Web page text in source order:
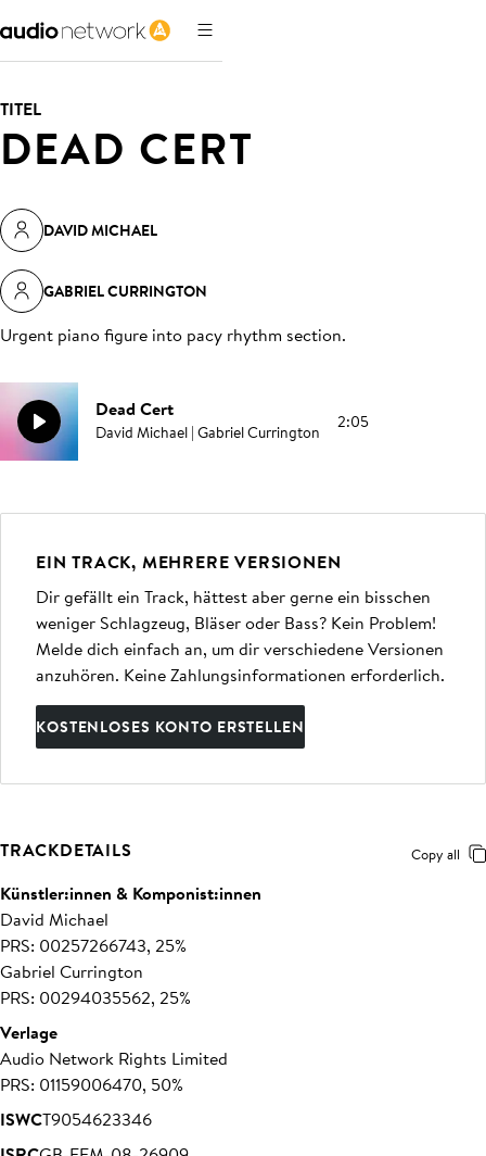
TITEL
DEAD CERT
DAVID MICHAEL
GABRIEL CURRINGTON
Urgent piano figure into pacy rhythm section.
Dead Cert
David Michael | Gabriel Currington 2:05
EIN TRACK, MEHRERE VERSIONEN
Dir gefällt ein Track, hättest aber gerne ein bisschen
weniger Schlagzeug, Bläser oder Bass? Kein Problem!
Melde dich einfach an, um dir verschiedene Versionen
anzuhören. Keine Zahlungsinformationen erforderlich.
KOSTENLOSES KONTO ERSTELLEN
TRACKDETAILS Copy all
Künstler:innen & Komponist:innen
David Michael
PRS: 00257266743, 25%
Gabriel Currington
PRS: 00294035562, 25%
Verlage
Audio Network Rights Limited
PRS: 01159006470, 50%
ISWCT9054623346